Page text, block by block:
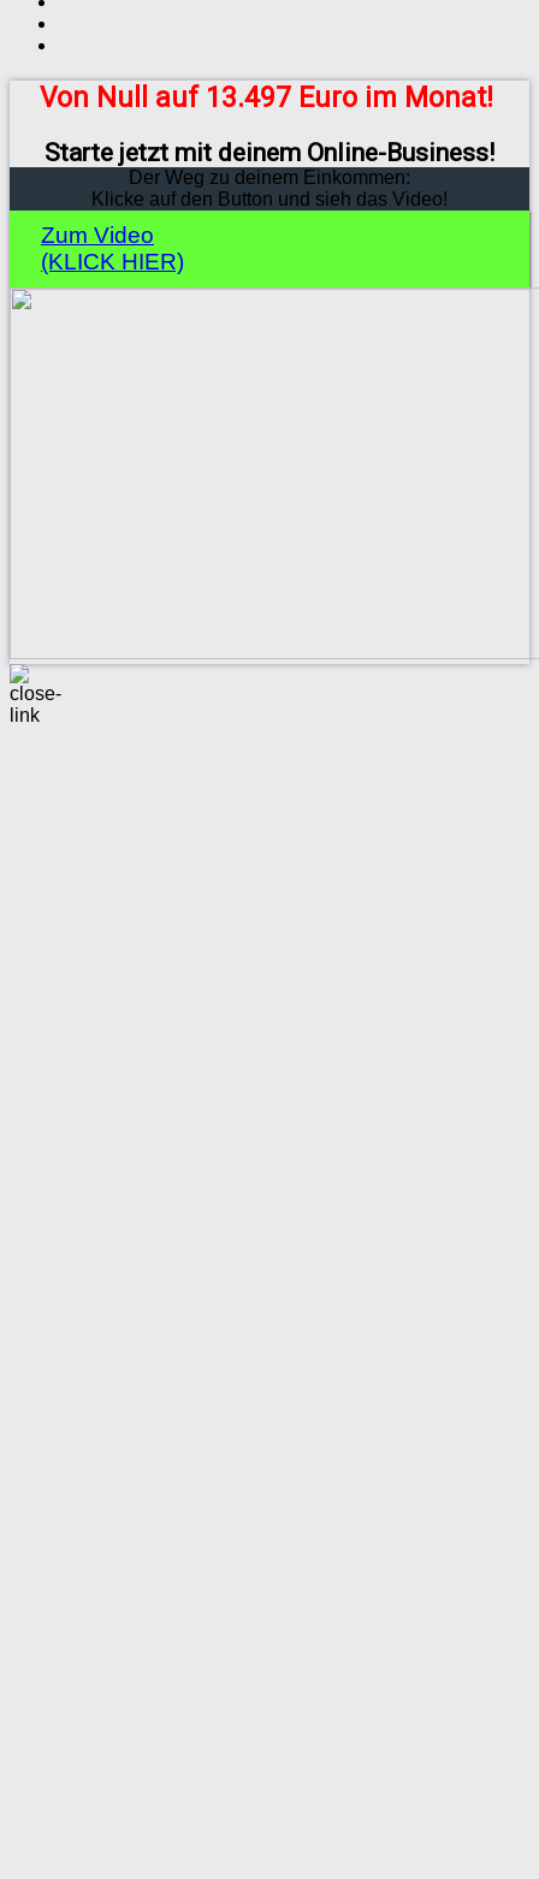
Von Null auf 13.497 Euro im Monat!
Starte jetzt mit deinem Online-Business!
Der Weg zu deinem Einkommen:
Klicke auf den Button und sieh das Video!
Zum Video
(KLICK HIER)